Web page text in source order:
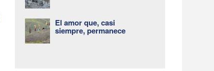
El amor que, casi
siempre, permanece